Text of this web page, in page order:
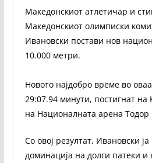
Македонскиот атлетичар и
Македонскиот олимписки
Ивановски постави нов
10.000 метри.
Новото најдобро време во
29:07.94 минути, постигнат на
на Националната арена Тодор
Со овој резултат, Ивановски ја
доминација на долги патеки и